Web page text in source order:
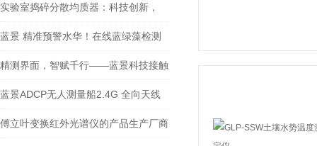
篇章
实验室捣碎分散均质器：科技创新，
引-领未来
蓝景 精准预警水华！在线蓝绿藻检测
仪，筑牢水质安全防线
精测界面，智赋千行——蓝景科技接触
角
蓝景ADCP无人测量船2.4G 全向天线
手持遥控，360° 无级摇杆操控
傅立叶变换红外光谱仪的产品生产厂商